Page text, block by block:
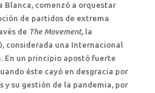
Blanca, comenzó a orquestar
de partidos de extrema
de The Movement, la
considerada una Internacional
En un principio apostó fuerte
éste cayó en desgracia por
y su gestión de la pandemia, por